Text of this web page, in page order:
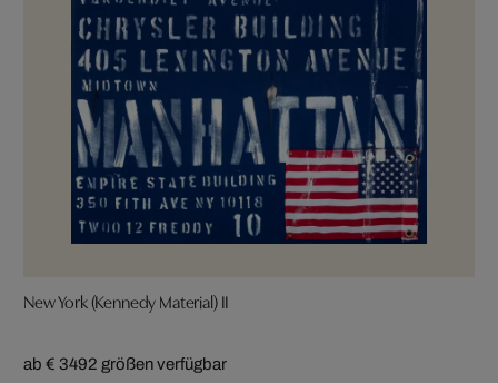
New York (Kennedy Material) II
ab € 3492 größen verfügbar